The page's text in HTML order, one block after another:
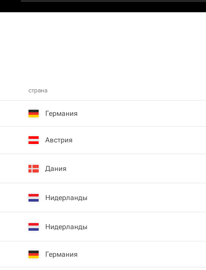
страна
Германия
Австрия
Дания
Нидерланды
Нидерланды
Германия